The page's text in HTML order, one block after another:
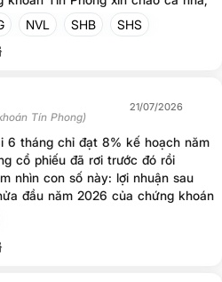
7, tổng thống Donald Trump ký
về việc áp dụng mức thuế mới
lên rất nhiều quốc gia trên thế giới,
NVL SHB SHS
Tín Phong)
21/07/2026
6 tháng chỉ đạt 8% kế hoạch năm
cổ phiếu đã rơi trước đó rồi
nhìn con số này: lợi nhuận sau
đầu năm 2026 của chứng khoán
hơn 214 tỷ đồng, giảm 87% so
kỳ. Kế hoạch cả năm là 2,800 tỷ.
6 tháng mới làm được chưa tới 8%.